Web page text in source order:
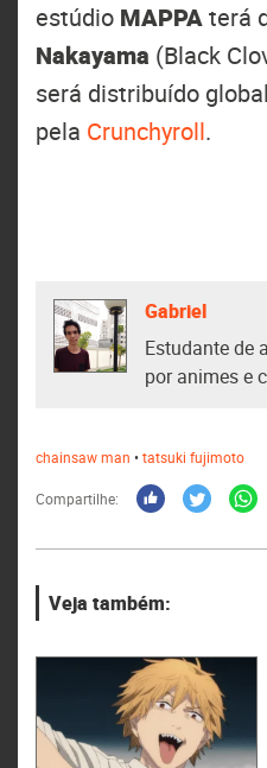
estúdio MAPPAterá
Nakayama (Black
será distribuído
pela Crunchyroll.
Gabriel
Estudante de
por animes e
chainsaw man •tatsuki fujimoto
Compartilhe:
Veja também: